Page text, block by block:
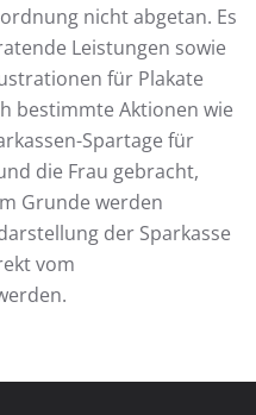
nicht abgetan. Es
Leistungen sowie
für Plakate
bestimmte Aktionen wie
Spartage für
die Frau gebracht,
Grunde werden
der Sparkasse
vom